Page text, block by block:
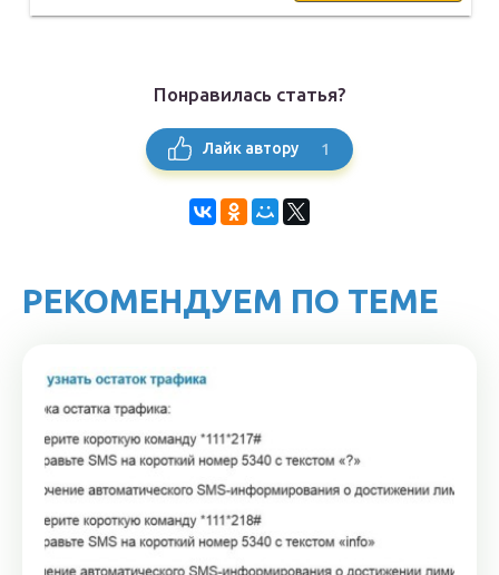
Понравилась статья?
Лайк автору 1
РЕКОМЕНДУЕМ ПО ТЕМЕ